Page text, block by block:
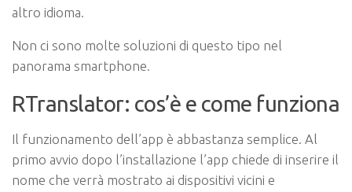
altro idioma.
Non ci sono molte soluzioni di questo tipo nel
panorama smartphone.
RTranslator: cos’è e come funziona
Il funzionamento dell’app è abbastanza semplice. Al
primo avvio dopo l’installazione l’app chiede di inserire il
nome che verrà mostrato ai dispositivi vicini e